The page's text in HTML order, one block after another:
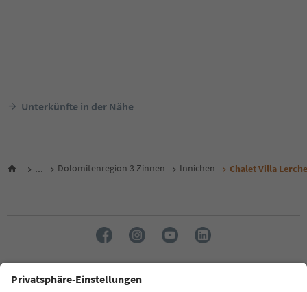
Unterkünfte in der Nähe
... Dolomitenregion 3 Zinnen Innichen Chalet Villa
Sprache: Deutsch